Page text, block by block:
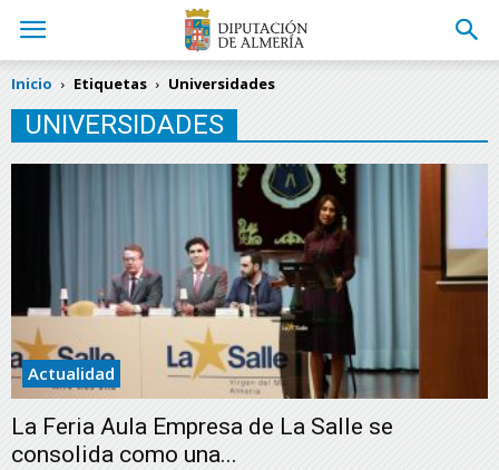
Inicio Etiquetas Universidades
UNIVERSIDADES
Actualidad
La Feria Aula Empresa de La Salle se
consolida como una...